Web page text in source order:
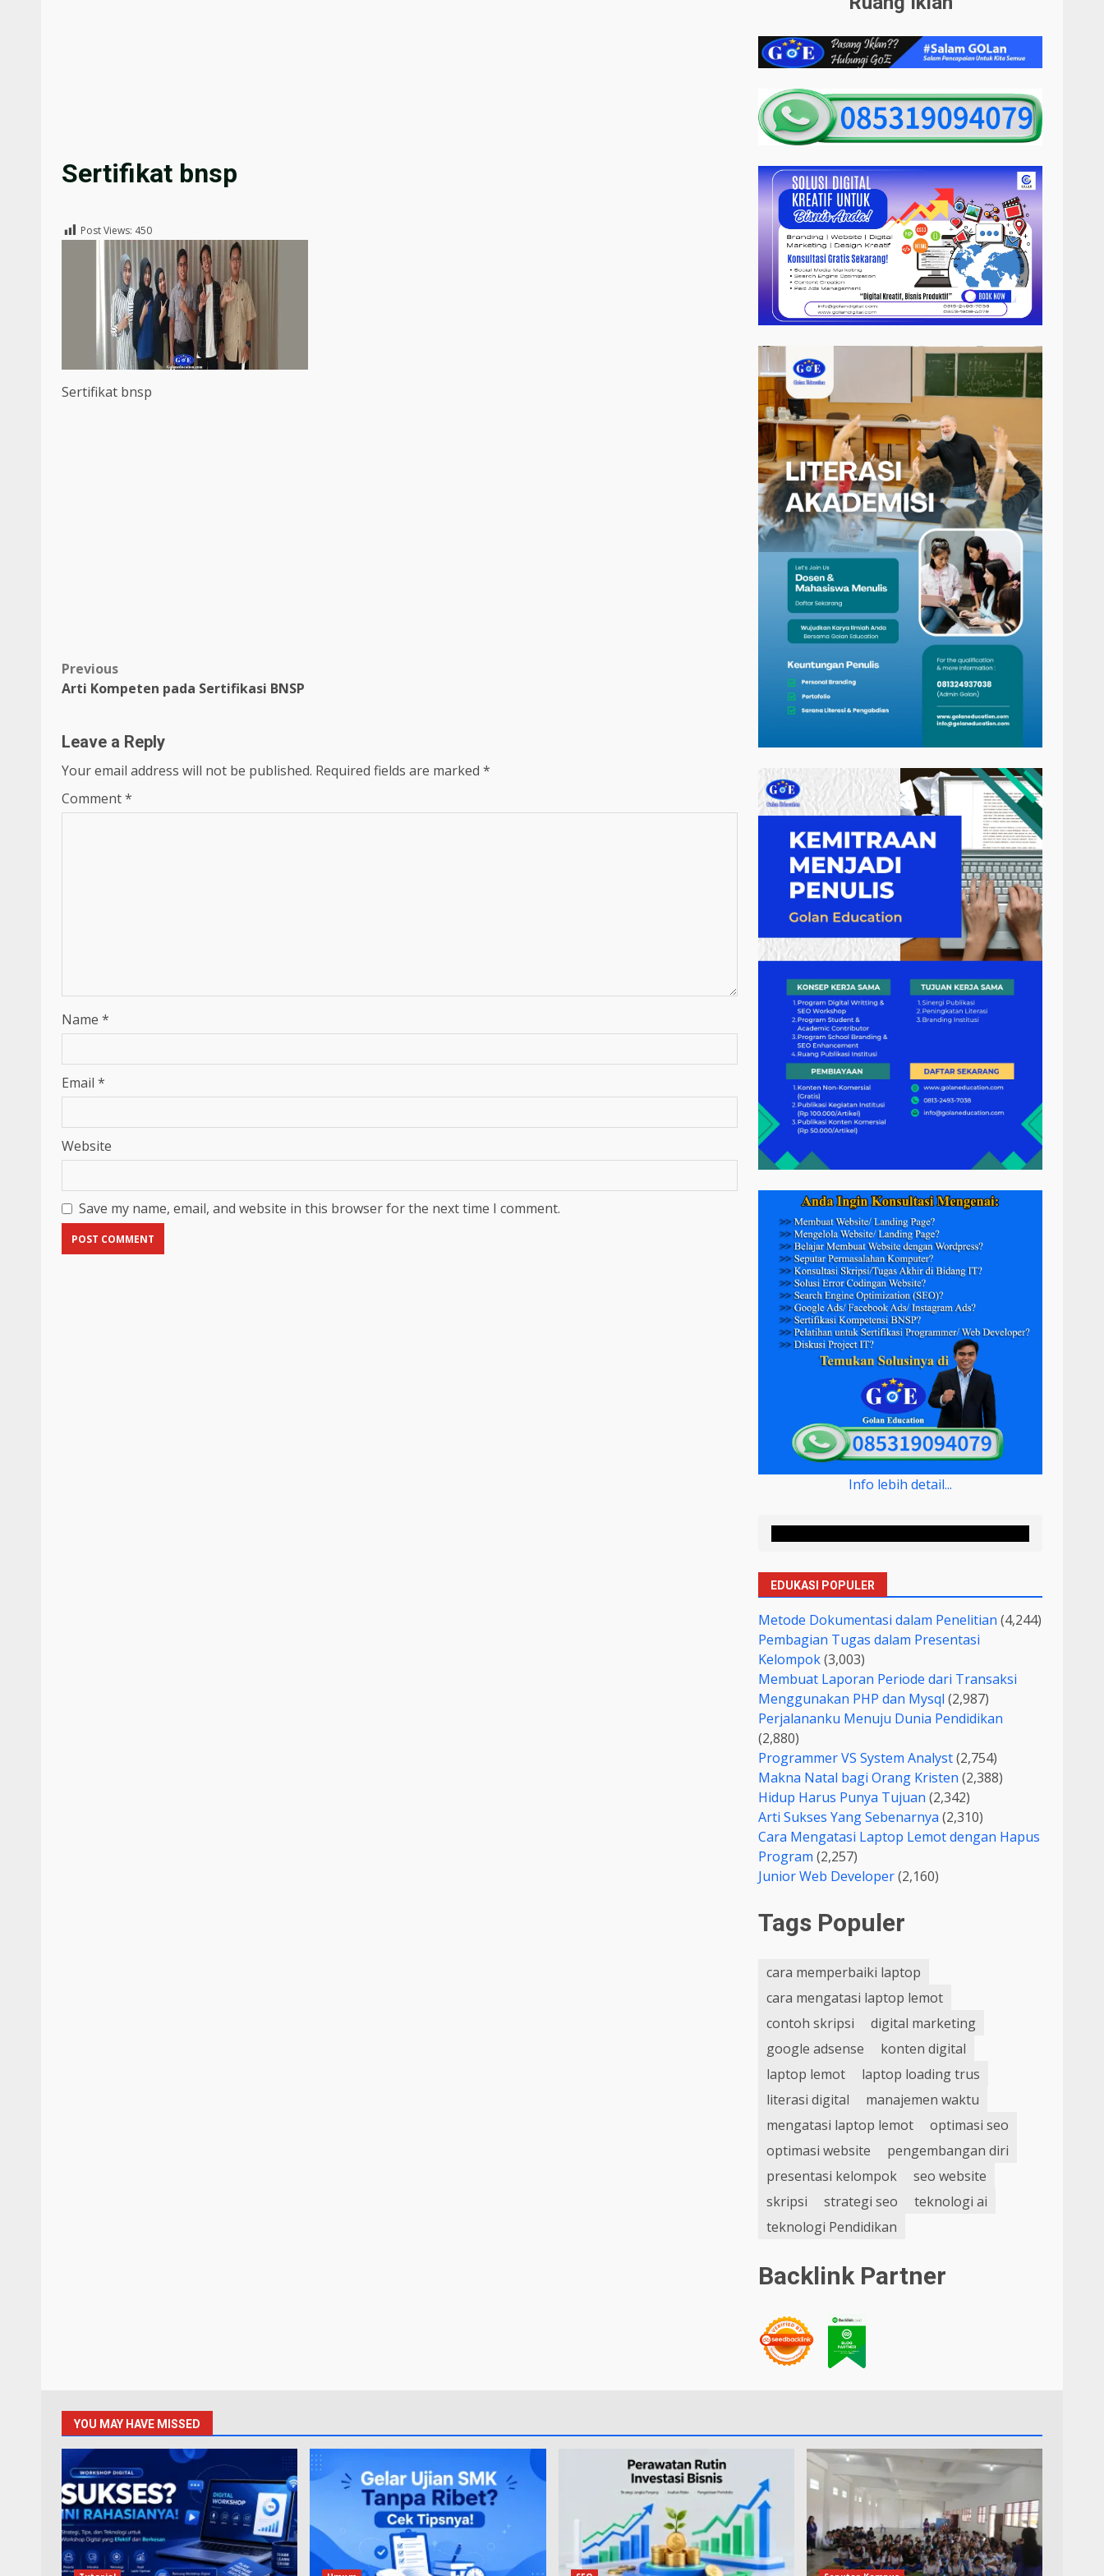
Sertifikat bnsp
Post Views: 450
Sertifikat bnsp
Post
navigation
Previous
Arti Kompeten pada Sertifikasi BNSP
Leave a Reply
Your email address will not be published. Required fields are marked *
Comment*
Name *
Email *
Website
Save my name, email, and website in this browser for the next time I comment.
Info lebih detail...
EDUKASI POPULER
Metode Dokumentasi dalam Penelitian (4,244)
Pembagian Tugas dalam Presentasi
Kelompok(3,003)
Membuat Laporan Periode dari Transaksi
Menggunakan PHP dan Mysql (2,987)
Perjalananku Menuju Dunia Pendidikan
(2,880)
Programmer VS System Analyst(2,754)
Makna Natal bagi Orang Kristen (2,388)
Hidup Harus Punya Tujuan (2,342)
Arti Sukses Yang Sebenarnya (2,310)
Cara Mengatasi Laptop Lemot dengan Hapus
Program (2,257)
Junior Web Developer(2,160)
Tags Populer
cara memperbaiki laptop
cara mengatasi laptop lemot
contoh skripsi
digital marketing
google adsense
konten digital
laptop lemot
laptop loading trus
literasi digital
manajemen waktu
mengatasi laptop lemot
optimasi seo
optimasi website
pengembangan diri
presentasi kelompok
seo website
skripsi
strategi seo
teknologi ai
teknologi Pendidikan
Backlink Partner
YOU MAY HAVE MISSED